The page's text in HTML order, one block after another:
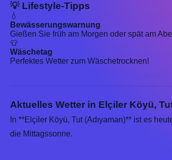
💡 Lifestyle-Tipps
💧
Bewässerungswarnung
Gießen Sie früh am Morgen oder spät am
👕
Wäschetag
Perfektes Wetter zum Wäschetrocknen!
Aktuelles Wetter in Elçiler Köyü,
In **Elçiler Köyü, Tut (Adıyaman)** ist es
die Mittagssonne.